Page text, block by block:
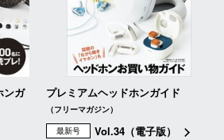
ンガ
プレミアムヘッドホンガイド
（フリーマガジン）
最新号
Vol.34（電子版）